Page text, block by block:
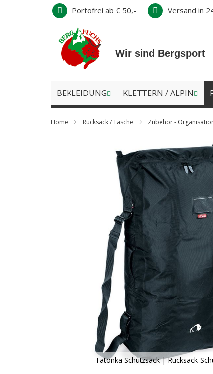
Direkt
Inhalt
Portofrei ab € 50,- Versand in
Wir sind Bergsport
BEKLEIDUNG KLETTERN / ALPIN
Home Rucksack / Tasche Zubehör -
Tatonka Schutzsack | Rucksack-